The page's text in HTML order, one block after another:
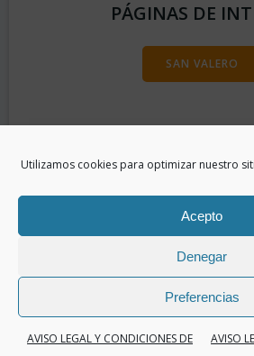
Utilizamos cookies para optimizar nuestro
Acepto
Denegar
Preferencias
AVISO LEGAL Y CONDICIONES DE
AVISO
PÁGINAS DE
SAN VALERO
© 2026 Aguazella. Created for